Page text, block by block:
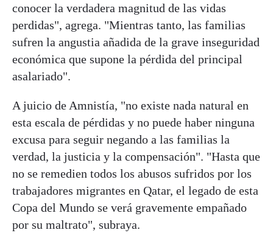
conocer la verdadera magnitud de las vidas
perdidas", agrega. "Mientras tanto, las familias
sufren la angustia añadida de la grave inseguridad
económica que supone la pérdida del principal
asalariado".
A juicio de Amnistía, "no existe nada natural en
esta escala de pérdidas y no puede haber ninguna
excusa para seguir negando a las familias la
verdad, la justicia y la compensación". "Hasta que
no se remedien todos los abusos sufridos por los
trabajadores migrantes en Qatar, el legado de esta
Copa del Mundo se verá gravemente empañado
por su maltrato", subraya.